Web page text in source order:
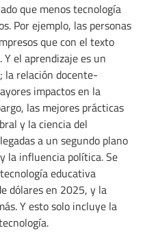
que menos tecnología
Por ejemplo, las personas
que con el texto
el aprendizaje es un
la relación docente-
impactos en la
las mejores prácticas
y la ciencia del
a un segundo plano
la influencia política. Se
educativa
dólares en 2025, y la
Y esto solo incluye la